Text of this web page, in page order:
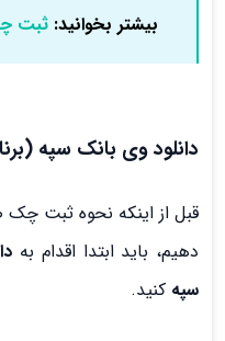
بیشتر بخوانید:ثبت
دانلود وی بانک سپه
قبل از اینکه نحوه ثبت
دهیم، باید ابتدا اقدام به
سپه کنید.